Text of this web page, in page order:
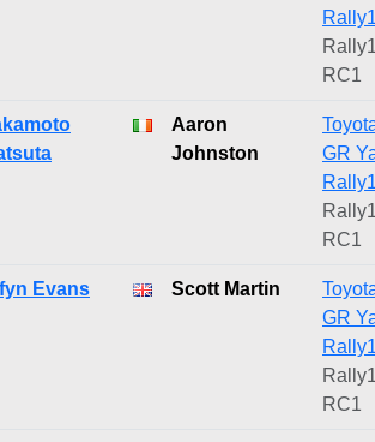
RC1
Aaron
Johnston
GR
RC1
Evans Scott Martin
GR
RC1